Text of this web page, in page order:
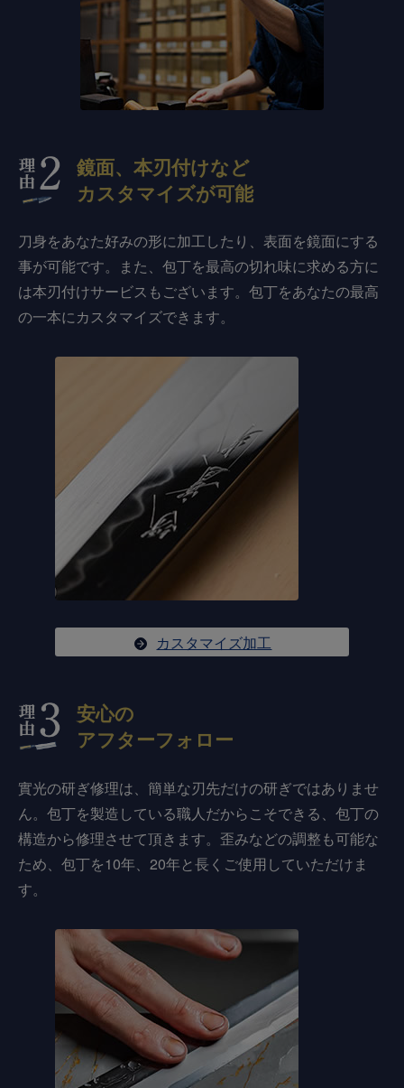
鏡面、本刃付けなど
カスタマイズが可能
刀身をあなた好みの形に加工したり、表面を鏡面にする
事が可能です。また、包丁を最高の切れ味に求める方に
は本刃付けサービスもございます。包丁をあなたの最高
の一本にカスタマイズできます。
カスタマイズ加工
安心の
アフターフォロー
實光の研ぎ修理は、簡単な刃先だけの研ぎではありませ
ん。包丁を製造している職人だからこそできる、包丁の
構造から修理させて頂きます。歪みなどの調整も可能な
ため、包丁を10年、20年と長くご使用していただけま
す。